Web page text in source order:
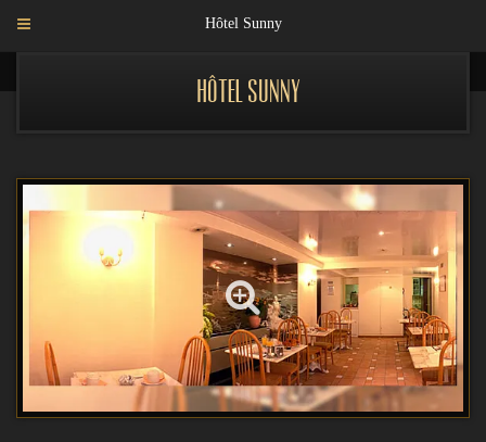
Hôtel Sunny
Hôtel Sunny